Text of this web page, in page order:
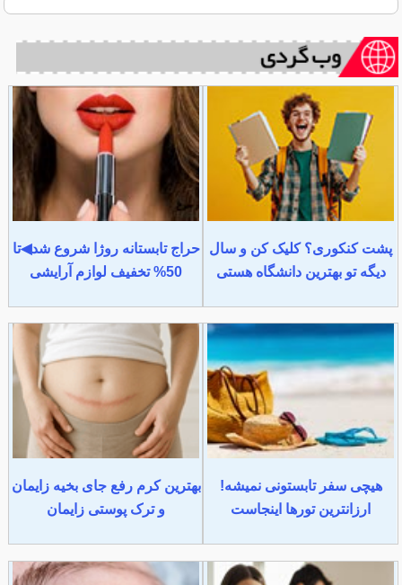
پشت کنکوری؟ کلیک کن و سال
دیگه تو بهترین دانشگاه هستی
حراج تابستانه روژا شروع شد◀تا
50% تخفیف لوازم آرایشی
هیچی سفر تابستونی نمیشه!
ارزانترین تورها اینجاست
بهترین کرم رفع جای بخیه زایمان
و ترک پوستی زایمان